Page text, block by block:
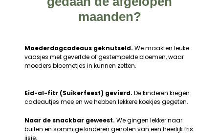
maanden?
Moederdagcadeaus geknutseld. We maakten leuke
vaasjes met geverfde of gestempelde bloemen, waar
moeders bloemetjes in kunnen zetten.
Eid-al-fitr (Suikerfeest) gevierd. De kinderen kregen
cadeautjes mee en we hebben lekkere koekjes gegeten.
Naar de snackbar geweest. We gingen lekker naar
buiten en sommige kinderen genoten van een heerlijk fris
ijsje.